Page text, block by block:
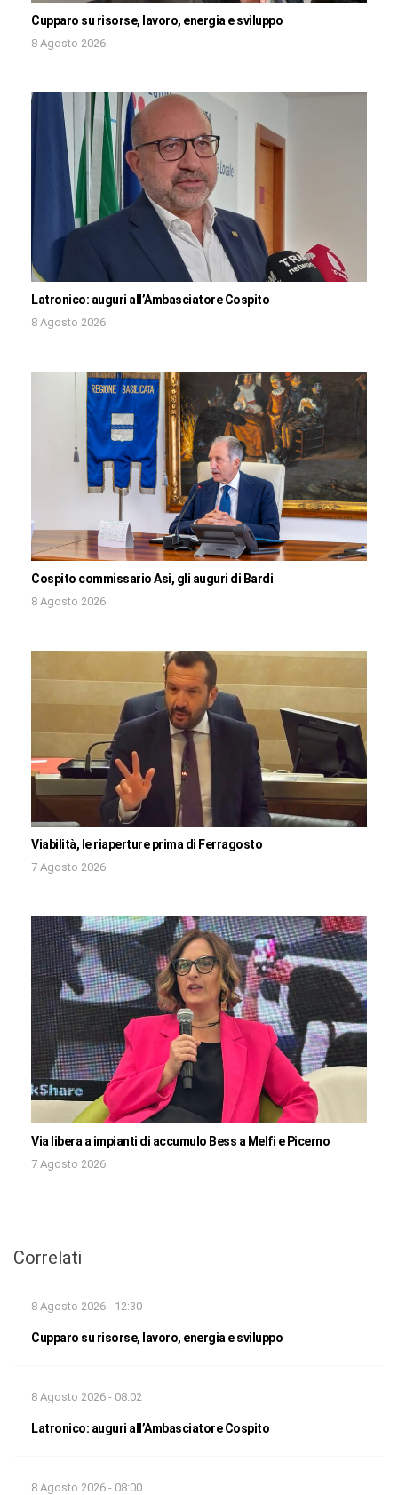
Cupparo su risorse, lavoro, energia e sviluppo
8 Agosto 2026
Latronico: auguri all’Ambasciatore Cospito
8 Agosto 2026
Cospito commissario Asi, gli auguri di Bardi
8 Agosto 2026
Viabilità, le riaperture prima di Ferragosto
7 Agosto 2026
Via libera a impianti di accumulo Bess a Melfi e Picerno
7 Agosto 2026
Correlati
8 Agosto 2026 - 12:30
Cupparo su risorse, lavoro, energia e sviluppo
8 Agosto 2026 - 08:02
Latronico: auguri all’Ambasciatore Cospito
8 Agosto 2026 - 08:00